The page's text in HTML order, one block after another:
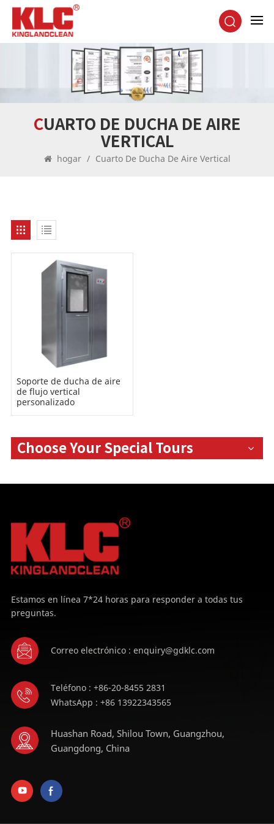
CUARTO DE DUCHA DE AIRE
VERTICAL
hogar / Cuarto De Ducha De Aire Vertical
Soporte de ducha de aire
de flujo vertical
personalizado
Choose Your Special Tours
Estamos en línea 7*24 horas para responder a todas tus
preguntas.
Correo electrónico : enquiry@gdklc.com
Teléfono : +86-20-8455 2831
WhatsApp : +86 13922343565
Huashan Road, Shilou Town, Guangzhou,
Guangdong, China